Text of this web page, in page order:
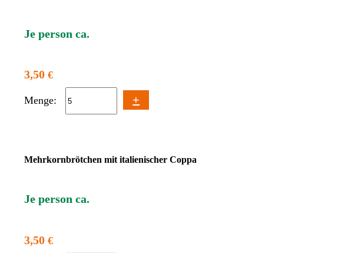
Je person ca.
3,50€
Menge: +
Mehrkornbrötchen mit italienischer Coppa
Je person ca.
3,50€